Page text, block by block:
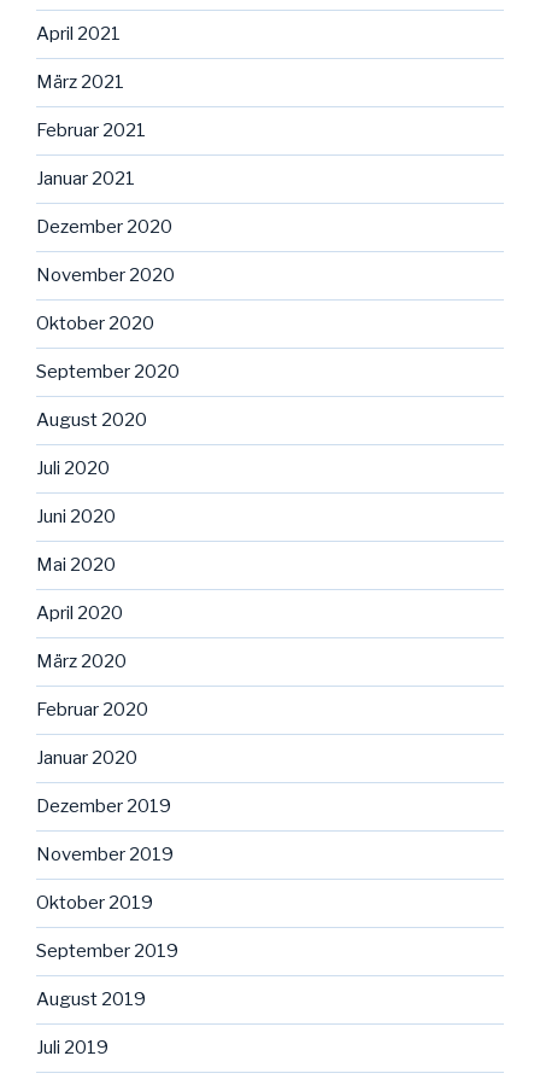
April 2021
März 2021
Februar 2021
Januar 2021
Dezember 2020
November 2020
Oktober 2020
September 2020
August 2020
Juli 2020
Juni 2020
Mai 2020
April 2020
März 2020
Februar 2020
Januar 2020
Dezember 2019
November 2019
Oktober 2019
September 2019
August 2019
Juli 2019